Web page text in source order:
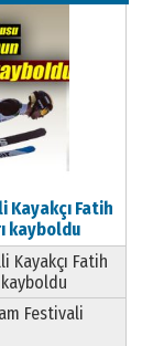
Fatih
kayboldu
Kayakçı Fatih
Festivali